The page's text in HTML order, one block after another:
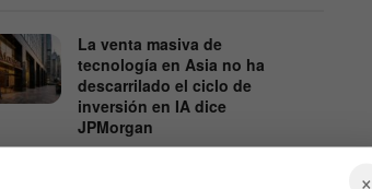
La venta masiva de
tecnología en Asia no ha
descarrilado el ciclo de
inversión en IA dice
JPMorgan
7 DE AGOSTO DE 2026 546
×